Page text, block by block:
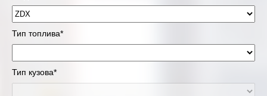
Тип топлива*
Тип кузова*